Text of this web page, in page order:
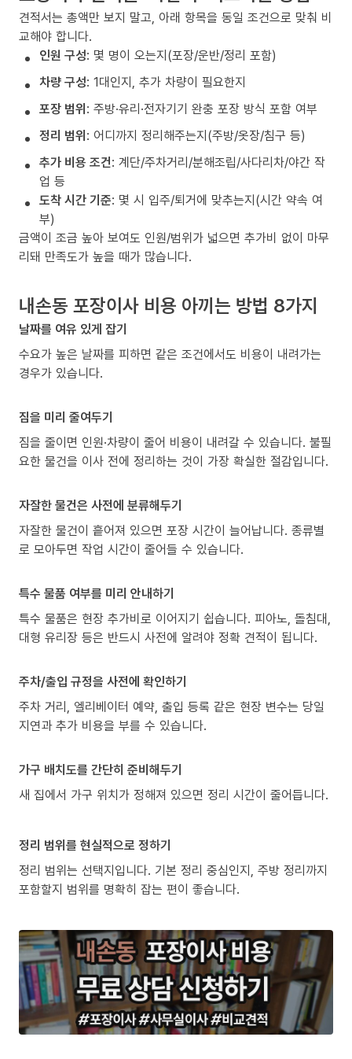
견적서는 총액만 보지 말고, 아래 항목을 동일 조건으로 맞춰 비
교해야 합니다.
인원 구성: 몇 명이 오는지(포장/운반/정리 포함)
차량 구성: 1대인지, 추가 차량이 필요한지
포장 범위: 주방·유리·전자기기 완충 포장 방식 포함 여부
정리 범위: 어디까지 정리해주는지(주방/옷장/침구 등)
추가 비용 조건: 계단/주차거리/분해조립/사다리차/야간 작
업 등
도착 시간 기준: 몇 시 입주/퇴거에 맞추는지(시간 약속 여
부)
금액이 조금 높아 보여도 인원/범위가 넓으면 추가비 없이 마무
리돼 만족도가 높을 때가 많습니다.
내손동 포장이사 비용 아끼는 방법 8가지
날짜를 여유 있게 잡기
수요가 높은 날짜를 피하면 같은 조건에서도 비용이 내려가는
경우가 있습니다.
짐을 미리 줄여두기
짐을 줄이면 인원·차량이 줄어 비용이 내려갈 수 있습니다. 불필
요한 물건을 이사 전에 정리하는 것이 가장 확실한 절감입니다.
자잘한 물건은 사전에 분류해두기
자잘한 물건이 흩어져 있으면 포장 시간이 늘어납니다. 종류별
로 모아두면 작업 시간이 줄어들 수 있습니다.
특수 물품 여부를 미리 안내하기
특수 물품은 현장 추가비로 이어지기 쉽습니다. 피아노, 돌침대,
대형 유리장 등은 반드시 사전에 알려야 정확 견적이 됩니다.
주차/출입 규정을 사전에 확인하기
주차 거리, 엘리베이터 예약, 출입 등록 같은 현장 변수는 당일
지연과 추가 비용을 부를 수 있습니다.
가구 배치도를 간단히 준비해두기
새 집에서 가구 위치가 정해져 있으면 정리 시간이 줄어듭니다.
정리 범위를 현실적으로 정하기
정리 범위는 선택지입니다. 기본 정리 중심인지, 주방 정리까지
포함할지 범위를 명확히 잡는 편이 좋습니다.